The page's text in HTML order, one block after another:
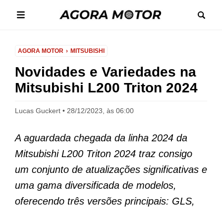
AGORA MOTOR MITSUBISHI
Novidades e Variedades na
Mitsubishi L200 Triton 2024
Lucas Guckert 28/12/2023, às 06:00
A aguardada chegada da linha 2024 da
Mitsubishi L200 Triton 2024 traz consigo
um conjunto de atualizações significativas e
uma gama diversificada de modelos,
oferecendo três versões principais: GLS,